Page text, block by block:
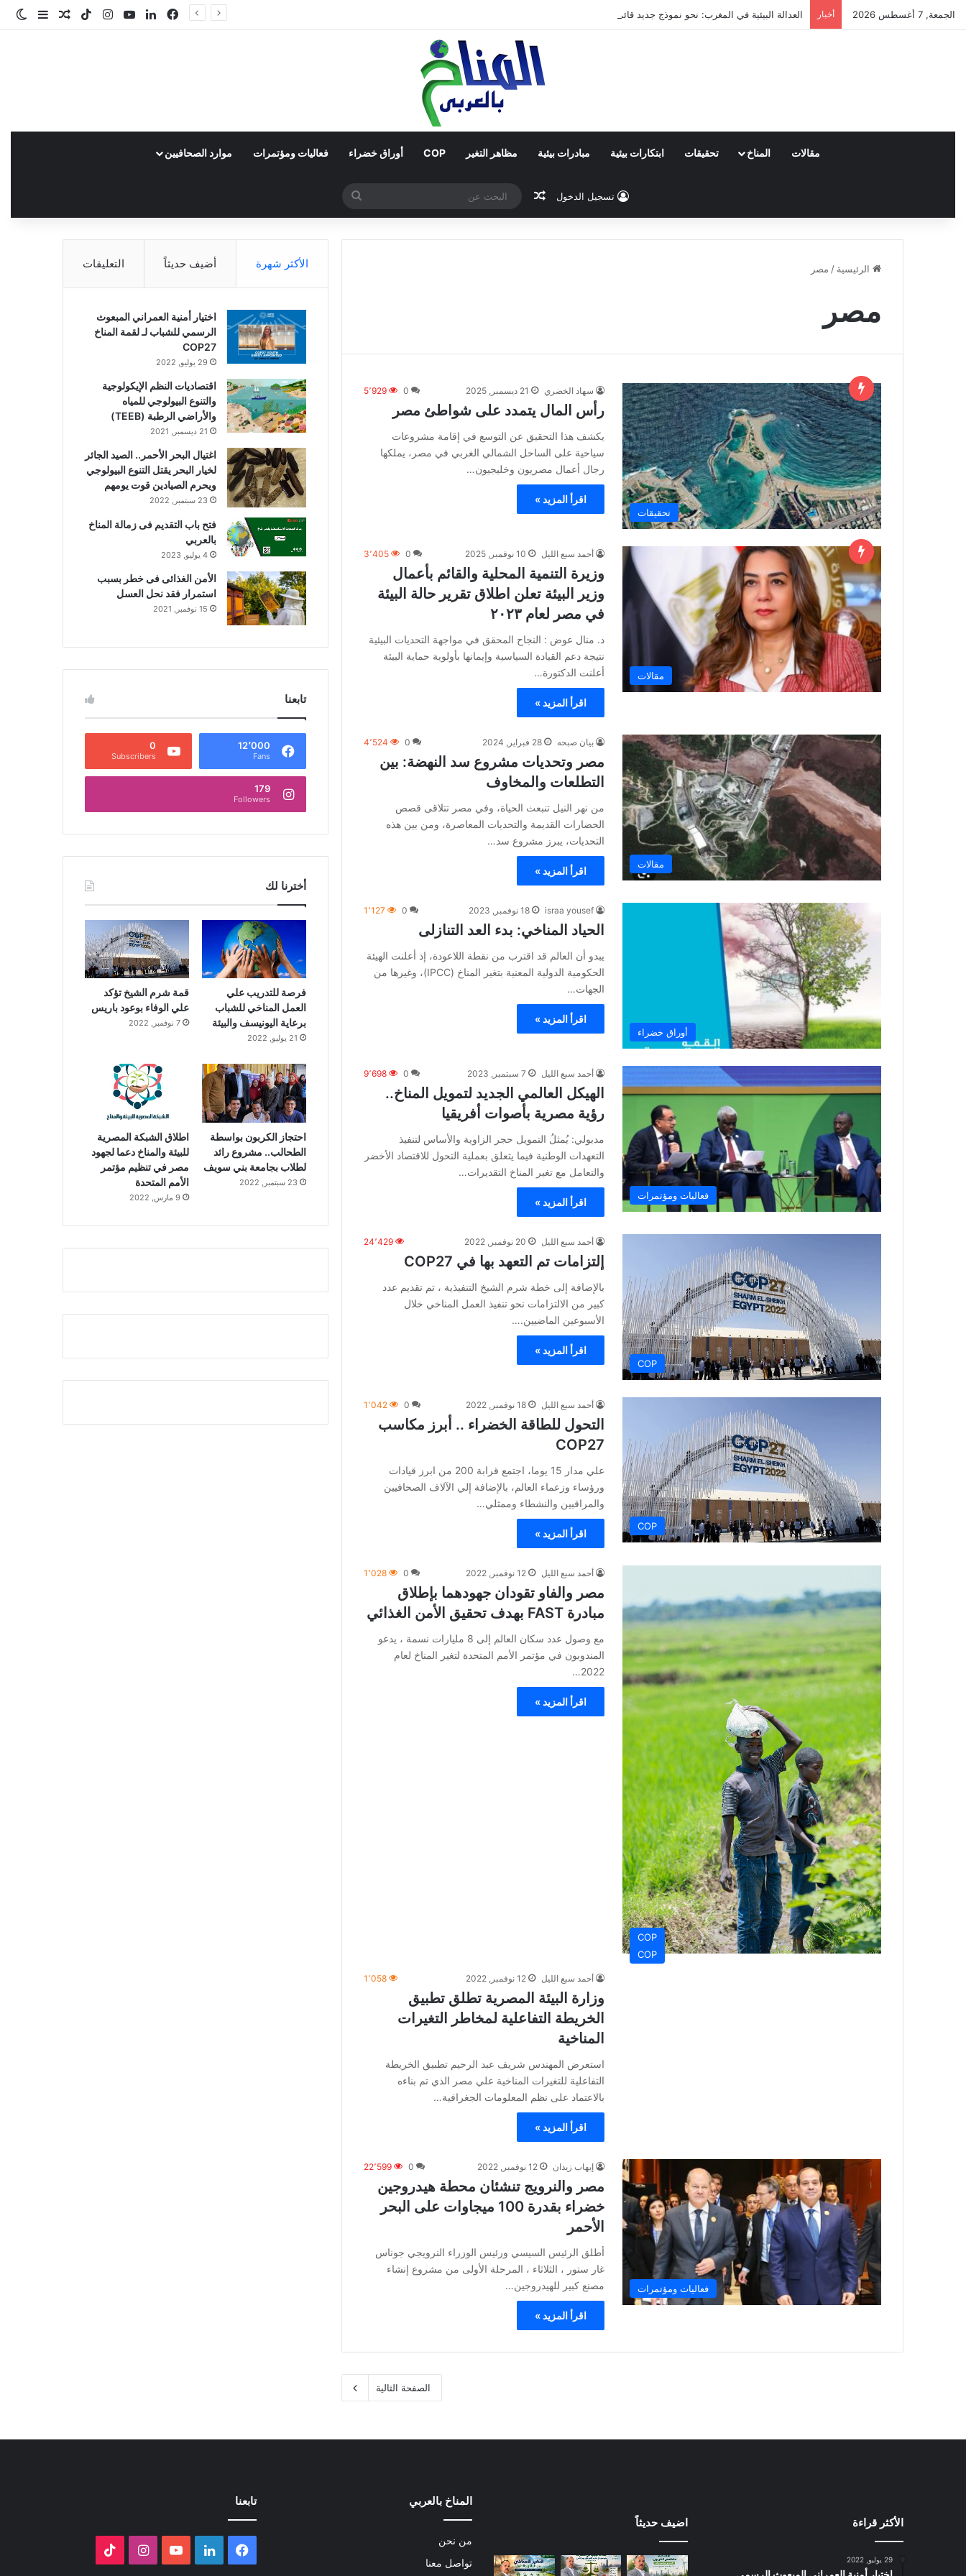
الجمعة, 7 أغسطس 2026 أخبار العدالة البيئية في المغرب: نحو نموذج جديد قائم على جبر الضرر، دراسة تحليلية. فيسبوكلينكدإن‫YouTubeانستقرام‫TikTokمقالإضافة
مقالات المناخ تحقيقات ابتكارات بيئية مبادرات بيئية مظاهر التغير COP أوراق خضراء فعاليات ومؤتمرات موارد الصحافيين
تسجيل الدخول مقال عشوائي
عن
الرئيسية / مصر
مصر
تحقيقات
سهاد الخضري 21 ديسمبر, 2025 0 5٬929
رأس المال يتمدد على شواطئ مصر
يكشف هذا التحقيق عن التوسع في إقامة مشروعات
سياحية على الساحل الشمالي الغربي في مصر، يملكها
رجال أعمال مصريون وخليجيون…
اقرأ المزيد »
مقالات
أحمد سبع الليل 10 نوفمبر, 2025 0 3٬405
وزيرة التنمية المحلية والقائم بأعمال
وزير البيئة تعلن اطلاق تقرير حالة البيئة
في مصر لعام ٢٠٢٣
د. منال عوض : النجاح المحقق في مواجهة التحديات البيئية
نتيجة دعم القيادة السياسية وإيمانها بأولوية حماية البيئة
أعلنت الدكتورة…
اقرأ المزيد »
مقالات
بيان صبحه 28 فبراير, 2024 0 4٬524
مصر وتحديات مشروع سد النهضة: بين
التطلعات والمخاوف
من نهر النيل تنبعث الحياة، وفي مصر تتلاقى قصص
الحضارات القديمة والتحديات المعاصرة، ومن بين هذه
التحديات، يبرز مشروع سد…
اقرأ المزيد »
أوراق خضراء
israa yousef 18 نوفمبر, 2023 0 1٬127
الحياد المناخي: بدء العد التنازلى
يبدو أن العالم قد اقترب من نقطة اللاعودة، إذ أعلنت الهيئة
الحكومية الدولية المعنية بتغير المناخ (IPCC)، وغيرها من
الجهات…
اقرأ المزيد »
فعاليات ومؤتمرات
أحمد سبع الليل 7 سبتمبر, 2023 0 9٬698
الهيكل العالمي الجديد لتمويل المناخ..
رؤية مصرية بأصوات أفريقيا
مدبولي: يُمثلُ التمويل حجر الزاوية والأساس لتنفيذ
التعهدات الوطنية فيما يتعلق بعملية التحول للاقتصاد الأخضر
والتعامل مع تغير المناخ التقديرات…
اقرأ المزيد »
COP
أحمد سبع الليل 20 نوفمبر, 2022 24٬429
إلتزامات تم التعهد بها في COP27
بالإضافة إلى خطة شرم الشيخ التنفيذية ، تم تقديم عدد
كبير من الالتزامات نحو تنفيذ العمل المناخي خلال
الأسبوعين الماضيين.…
اقرأ المزيد »
COP
أحمد سبع الليل 18 نوفمبر, 2022 0 1٬042
التحول للطاقة الخضراء .. أبرز مكاسب
COP27
علي مدار 15 يوما، اجتمع قرابة 200 من ابرز قيادات
ورؤساء وزعماء العالم، بالإضافة إلي الآلاف الصحافيين
والمراقبين والنشطاء وممثلي…
اقرأ المزيد »
COP
أحمد سبع الليل 12 نوفمبر, 2022 0 1٬028
مصر والفاو تقودان جهودهما بإطلاق
مبادرة FAST بهدف تحقيق الأمن الغذائي
مع وصول عدد سكان العالم إلى 8 مليارات نسمة ، يدعو
المندوبون في مؤتمر الأمم المتحدة لتغير المناخ لعام
2022…
اقرأ المزيد »
COP
أحمد سبع الليل 12 نوفمبر, 2022 1٬058
وزارة البيئة المصرية تطلق تطبيق
الخريطة التفاعلية لمخاطر التغيرات
المناخية
استعرض المهندس شريف عبد الرحيم تطبيق الخريطة
التفاعلية للتغيرات المناخية علي مصر الذي تم بناءه
بالاعتماد على نظم المعلومات الجغرافية…
اقرأ المزيد »
فعاليات ومؤتمرات
إيهاب زيدان 12 نوفمبر, 2022 0 22٬599
مصر والنرويج تنشئان محطة هيدروجين
خضراء بقدرة 100 ميجاوات على البحر
الأحمر
أطلق الرئيس السيسي ورئيس الوزراء النرويجي جوناس
غار ستور ، الثلاثاء ، المرحلة الأولى من مشروع إنشاء
مصنع كبير للهيدروجين…
اقرأ المزيد »
الصفحة الثالية
الأكثر شهرة أضيف حديثاً التعليقات
اختيار أمنية العمراني المبعوث
الرسمي للشباب لـ لقمة المناخ
COP27
29 يوليو, 2022
اقتصاديات النظم الإيكولوجية
والتنوع البيولوجي للمياه
والأراضي الرطبة (TEEB)
21 ديسمبر, 2021
اغتيال البحر الأحمر.. الصيد الجائر
لخيار البحر يقتل التنوع البيولوجي
ويحرم الصيادين قوت يومهم
23 سبتمبر, 2022
فتح باب التقديم فى زمالة المناخ
بالعربي
4 يوليو, 2023
الأمن الغذائى فى خطر بسبب
استمرار فقد نحل العسل
15 نوفمبر, 2021
تابعنا
12٬000
Fans
0
Subscribers
179
Followers
أخترنا لك
فرصة للتدريب علي
العمل المناخي للشباب
برعاية اليونيسف والبيئة
21 يوليو, 2022
قمة شرم الشيخ تؤكد
علي الوفاء بوعود باريس
7 نوفمبر, 2022
احتجاز الكربون بواسطة
الطحالب.. مشروع رائد
لطلاب بجامعة بني سويف
23 سبتمبر, 2022
اطلاق الشبكة المصرية
للبيئة والمناخ دعما لجهود
مصر في تنظيم مؤتمر
الأمم المتحدة
9 مارس, 2022
الأكثر قراءة
29 يوليو, 2022
اضيف حديثاً
المناخ بالعربي
من نحن
تواصل معنا
تابعنا
فيسبوك لينكدإن ‫YouTubeانستقرام